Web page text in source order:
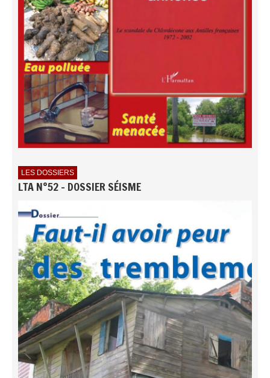
LES DOSSIERS
LTA N°52 - DOSSIER SÉISME